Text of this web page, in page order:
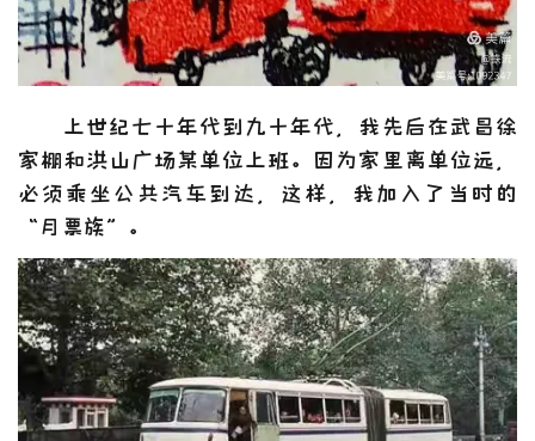
上世纪七十年代到九十年代，我先后在武昌徐
家棚和洪山广场某单位上班。因为家里离单位远，
必须乘坐公共汽车到达，这样，我加入了当时的
“月票族”。